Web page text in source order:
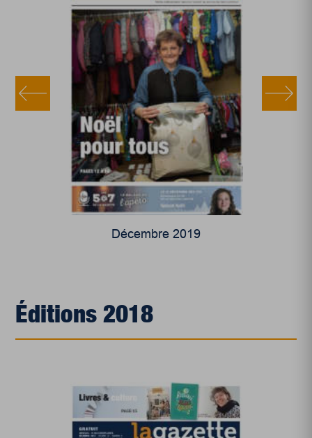
Décembre 2019
Éditions 2018